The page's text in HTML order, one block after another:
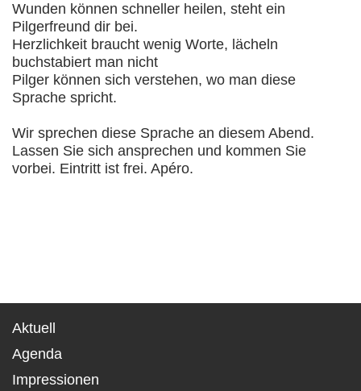
Wunden können schneller heilen, steht ein
Pilgerfreund dir bei.
Herzlichkeit braucht wenig Worte, lächeln
buchstabiert man nicht
Pilger können sich verstehen, wo man diese
Sprache spricht.
Wir sprechen diese Sprache an diesem Abend.
Lassen Sie sich ansprechen und kommen Sie
vorbei. Eintritt ist frei. Apéro.
Aktuell
Agenda
Impressionen